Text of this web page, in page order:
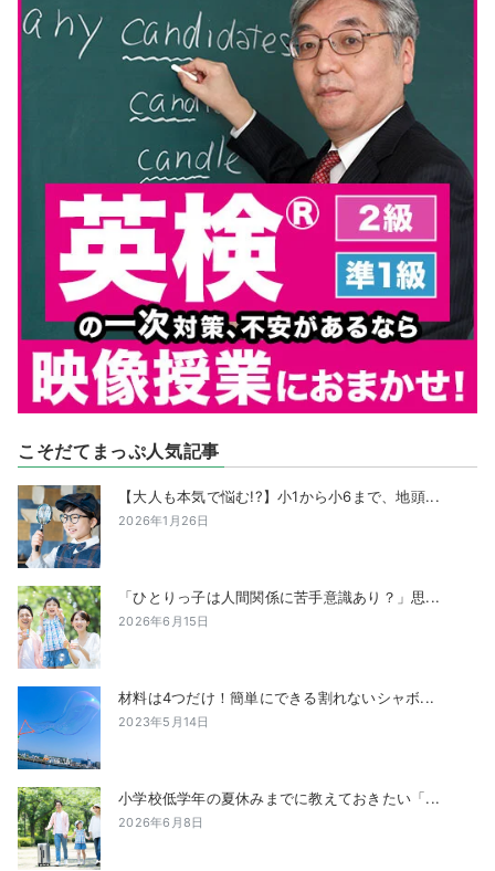
こそだてまっぷ人気記事
【大人も本気で悩む!?】小1から小6まで、地頭...
2026年1月26日
「ひとりっ子は人間関係に苦手意識あり？」思...
2026年6月15日
材料は4つだけ！簡単にできる割れないシャボ...
2023年5月14日
小学校低学年の夏休みまでに教えておきたい「...
2026年6月8日